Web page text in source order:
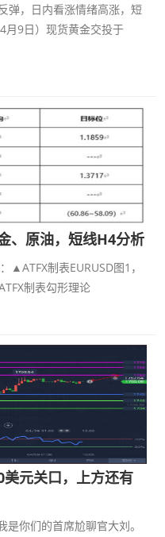
，日内看涨情绪高涨，短
月9日）现货黄金交投于
、原油，短线H4分析
▲ATFX制表EURUSD图1，
制表勾形理论
元关口，上方还有
你们的首席尬聊官大刘。